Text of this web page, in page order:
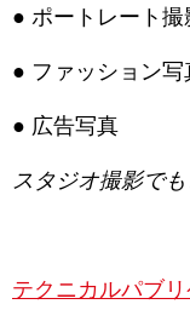
● ポートレート撮
● ファッション写
● 広告写真
スタジオ撮影で
テクニカルパブ